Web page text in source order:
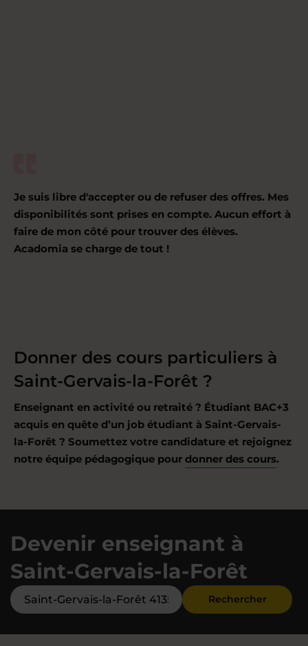
Je suis libre d'accepter ou de refuser des offres. Mes
disponibilités sont prises en compte. Aucun effort à
faire de mon côté pour trouver des élèves.
Acadomia se charge de tout !
Donner des cours particuliers à
Saint-Gervais-la-Forêt ?
Enseignant en activité ou retraité ? Étudiant BAC+3
acquis en quête d’un job étudiant à Saint-Gervais-
la-Forêt ? Soumettez votre candidature et rejoignez
notre équipe pédagogique pour donner des cours.
Devenir enseignant à
Saint-Gervais-la-Forêt
Rechercher